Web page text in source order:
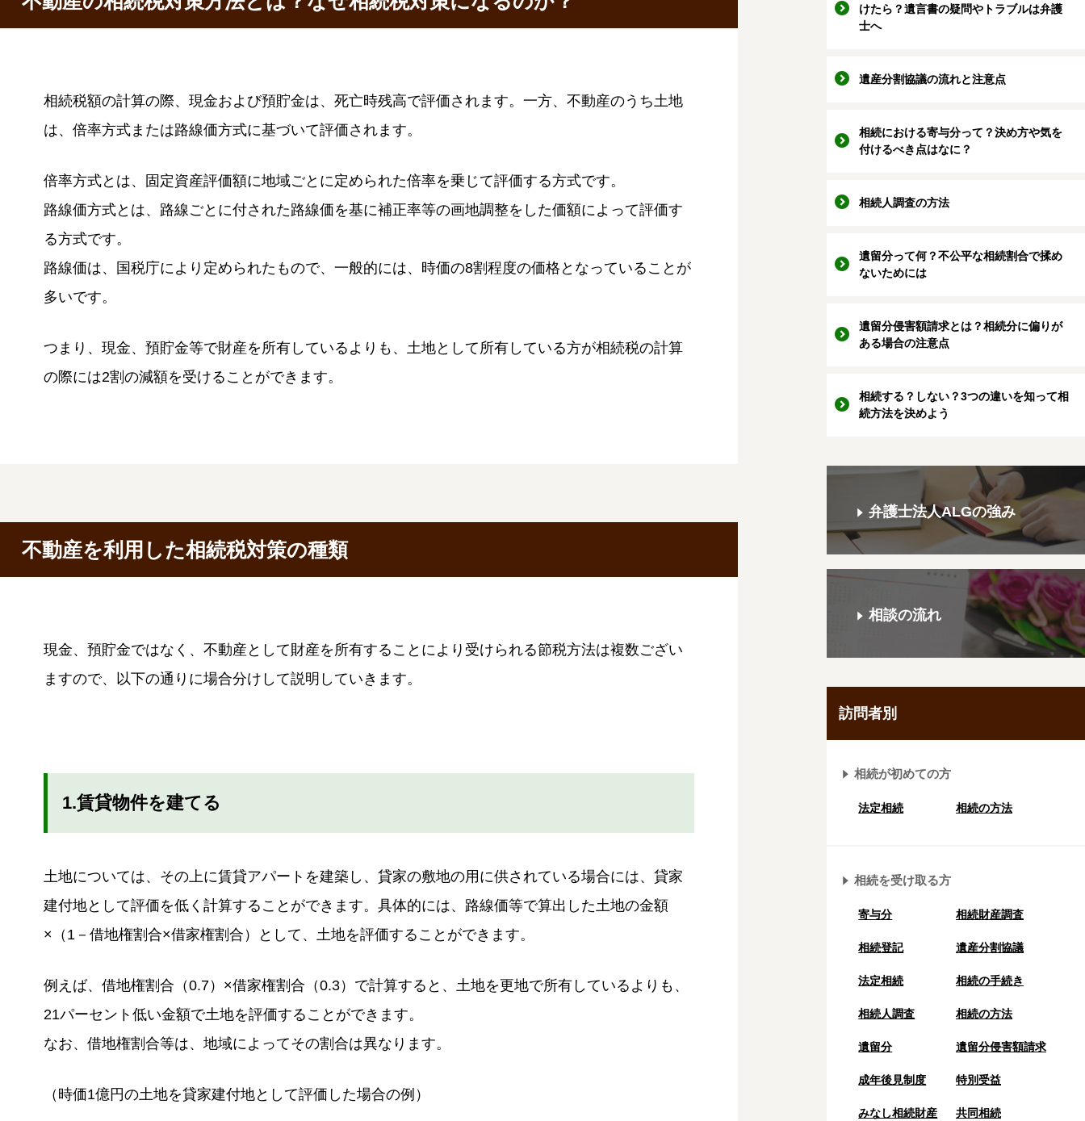
相続税額の計算の際、現金および預貯金は、死亡時残高で評価されます。一方、不動産のうち土地
は、倍率方式または路線価方式に基づいて評価されます。
倍率方式とは、固定資産評価額に地域ごとに定められた倍率を乗じて評価する方式です。
路線価方式とは、路線ごとに付された路線価を基に補正率等の画地調整をした価額によって評価す
る方式です。
路線価は、国税庁により定められたもので、一般的には、時価の8割程度の価格となっていることが
多いです。
つまり、現金、預貯金等で財産を所有しているよりも、土地として所有している方が相続税の計算
の際には2割の減額を受けることができます。
不動産を利用した相続税対策の種類
現金、預貯金ではなく、不動産として財産を所有することにより受けられる節税方法は複数ござい
ますので、以下の通りに場合分けして説明していきます。
1.賃貸物件を建てる
土地については、その上に賃貸アパートを建築し、貸家の敷地の用に供されている場合には、貸家
建付地として評価を低く計算することができます。具体的には、路線価等で算出した土地の金額
×（1－借地権割合×借家権割合）として、土地を評価することができます。
例えば、借地権割合（0.7）×借家権割合（0.3）で計算すると、土地を更地で所有しているよりも、
21パーセント低い金額で土地を評価することができます。
なお、借地権割合等は、地域によってその割合は異なります。
（時価1億円の土地を貸家建付地として評価した場合の例）
けたら？遺言書の疑問やトラブルは弁護
士へ
遺産分割協議の流れと注意点
相続における寄与分って？決め方や気を
付けるべき点はなに？
相続人調査の方法
遺留分って何？不公平な相続割合で揉め
ないためには
遺留分侵害額請求とは？相続分に偏りが
ある場合の注意点
相続する？しない？3つの違いを知って相
続方法を決めよう
弁護士法人ALGの強み
相談の流れ
訪問者別
相続が初めての方
法定相続 相続の方法
相続を受け取る方
寄与分 相続財産調査
相続登記 遺産分割協議
法定相続 相続の⼿続き
相続人調査 相続の方法
遺留分 遺留分侵害額請求
成年後⾒制度 特別受益
みなし相続財産 共同相続